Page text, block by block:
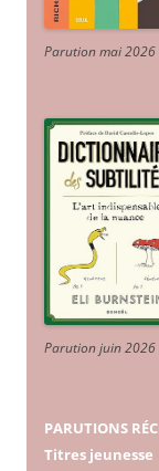
Parution mai 2026
Parution juin 2026
PARUTIONS
Titres jeunesse